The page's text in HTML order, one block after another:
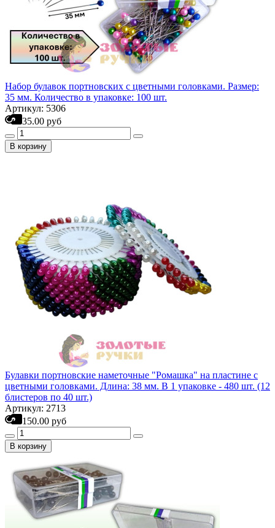
Набор булавок портновских с цветными головками. Размер:
35 мм. Количество в упаковке: 100 шт.
Артикул: 5306
35.00 руб
В корзину
Булавки портновские наметочные "Ромашка" на пластине с
цветными головками. Длина: 38 мм. В 1 упаковке - 480 шт. (12
блистеров по 40 шт.)
Артикул: 2713
150.00 руб
В корзину